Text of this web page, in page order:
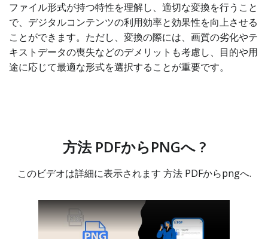
ファイル形式が持つ特性を理解し、適切な変換を行うこと
で、デジタルコンテンツの利用効率と効果性を向上させる
ことができます。ただし、変換の際には、画質の劣化やテ
キストデータの喪失などのデメリットも考慮し、目的や用
途に応じて最適な形式を選択することが重要です。
方法 PDFからPNGへ ?
このビデオは詳細に表示されます 方法 PDFからpngへ.